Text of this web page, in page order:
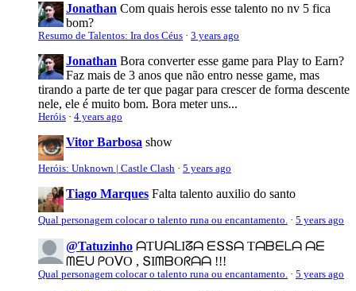
Jonathan Com quais herois esse talento no nv 5 fica
bom?
Resumo de Talentos: Ira dos Céus · 3 years ago
Jonathan Bora converter esse game para Play to Earn?
Faz mais de 3 anos que não entro nesse game, mas
tirando a parte de ter que pagar para crescer de forma descente
nele, ele é muito bom. Bora meter uns...
Heróis · 4 years ago
Vitor Barbosa show
Heróis: Unknown | Castle Clash · 5 years ago
Tiago Marques Falta talento auxilio do santo
Qual personagem colocar o talento runa ou encantamento. · 5 years ago
@Tatuzinho ᗩTᑌᗩᒪIᘔᗩ ᗴՏՏᗩ Tᗩᗷᗴᒪᗩ ᗩᗴ
ᗰᗴᑌ ᑭOᐯO , ՏIᗰᗷOᖇᗩᗩ !!!
Qual personagem colocar o talento runa ou encantamento. · 5 years ago